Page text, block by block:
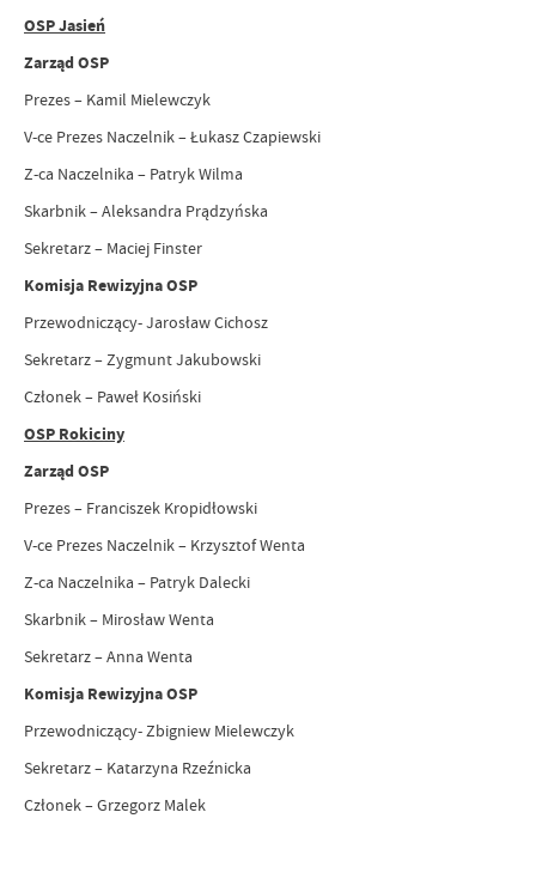
OSP Jasień
Zarząd OSP
Prezes – Kamil Mielewczyk
V-ce Prezes Naczelnik – Łukasz Czapiewski
Z-ca Naczelnika – Patryk Wilma
Skarbnik – Aleksandra Prądzyńska
Sekretarz – Maciej Finster
Komisja Rewizyjna OSP
Przewodniczący- Jarosław Cichosz
Sekretarz – Zygmunt Jakubowski
Członek – Paweł Kosiński
OSP Rokiciny
Zarząd OSP
Prezes – Franciszek Kropidłowski
V-ce Prezes Naczelnik – Krzysztof Wenta
Z-ca Naczelnika – Patryk Dalecki
Skarbnik – Mirosław Wenta
Sekretarz – Anna Wenta
Komisja Rewizyjna OSP
Przewodniczący- Zbigniew Mielewczyk
Sekretarz – Katarzyna Rzeźnicka
Członek – Grzegorz Malek